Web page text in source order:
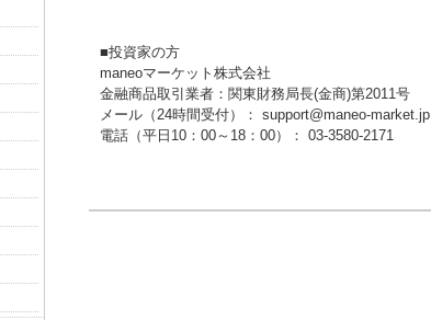
■投資家の方
maneoマーケット株式会社
金融商品取引業者：関東財務局長(金商)第2011号
メール（24時間受付）： support@maneo-market.jp
電話（平日10：00～18：00）： 03-3580-2171